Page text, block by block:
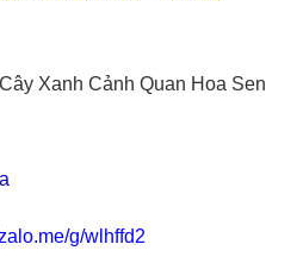
Xanh Cảnh Quan Hoa Sen
g/wlhffd2